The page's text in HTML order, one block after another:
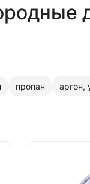
пропан аргон,